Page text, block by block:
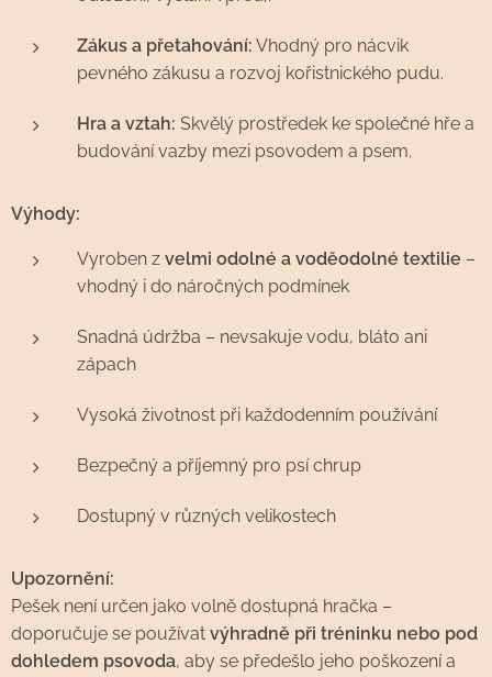
Zákus a přetahování: Vhodný pro nácvik
pevného zákusu a rozvoj kořistnického pudu.
Hra a vztah: Skvělý prostředek ke společné hře a
budování vazby mezi psovodem a psem.
Výhody:
Vyroben z velmi odolné a voděodolné textilie –
vhodný i do náročných podmínek
Snadná údržba – nevsakuje vodu, bláto ani
zápach
Vysoká životnost při každodenním používání
Bezpečný a příjemný pro psí chrup
Dostupný v různých velikostech
Upozornění:
Pešek není určen jako volně dostupná hračka –
doporučuje se používat výhradně při tréninku nebo pod
dohledem psovoda, aby se předešlo jeho poškození a